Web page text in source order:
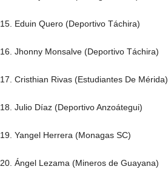
15. Eduin Quero (Deportivo Táchira)
16. Jhonny Monsalve (Deportivo Táchira)
17. Cristhian Rivas (Estudiantes De Mérida)
18. Julio Díaz (Deportivo Anzoátegui)
19. Yangel Herrera (Monagas SC)
20. Ángel Lezama (Mineros de Guayana)